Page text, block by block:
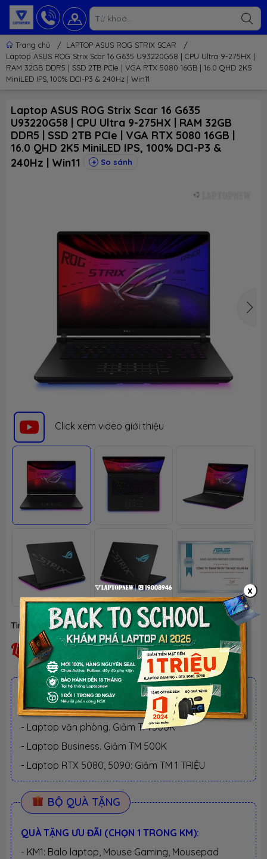
Trang chủ / LAPTOP ASUS ROG STRIX SCAR
/
Laptop ASUS ROG Strix Scar 16 G635 U93220G58 | CPU Ultra 9-275HX |
RAM 32GB DDR5 | SSD 2TB PCIe | VGA RTX 5080 16GB | 16.0 QHD 2K5
MiniLED IPS, 100% DCI-P3 & 240Hz | Win11
Laptop ASUS ROG Strix Scar 16 G635
U93220G58 | CPU Ultra 9-275HX | RAM 32GB
DDR5 | SSD 2TB PCIe | VGA RTX 5080 16GB |
16.0 QHD 2K5 MiniLED IPS, 100% DCI-P3 &
240Hz | Win11
So sánh
Click xem video giới thiệu
Tình trạng:Liên hệ | Thương hiệu:ASUS
Liên hệ
ƯU ĐÃI TỐT NHẤT TRONG NĂM
BACK TO SCHOOL 2026.Xem chi tiết
- Laptop văn phòng. Giảm TM 300K
- Laptop Business. Giảm TM 500K
- Laptop RTX 5080, 5090: Giảm TM 1 TRIỆU
BỘ QUÀ TẶNG
QUÀ TẶNG ƯU ĐÃI (CHỌN 1 TRONG KM):
- KM1: Balo laptop, Mouse Gaming, Mousepad
x